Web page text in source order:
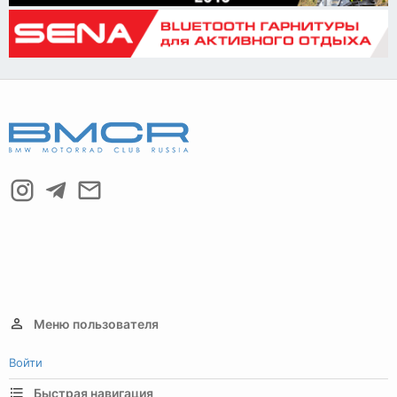
Меню пользователя
Войти
Быстрая навигация